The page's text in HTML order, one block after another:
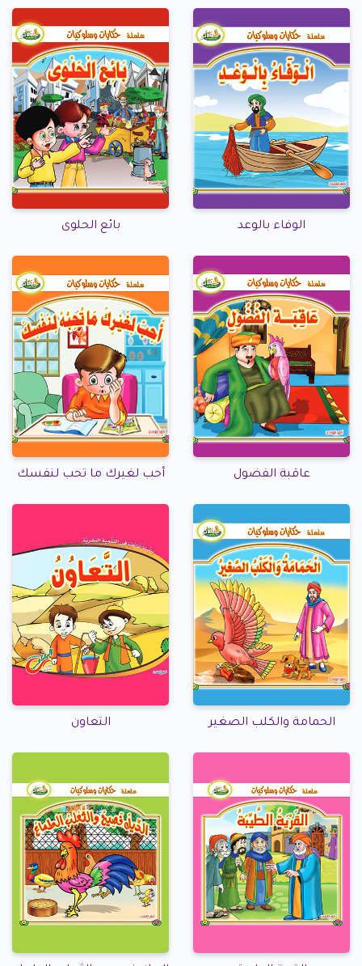
الوفاء بالوعد بائع الحلوى
عاقبة الفضول أحب لغيرك ما تحب لنفسك
الحمامة والكلب الصغير التعاون